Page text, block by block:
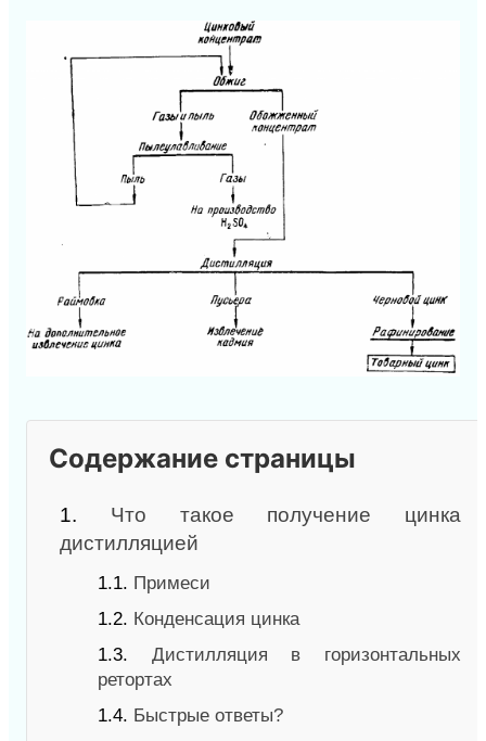
Содержание страницы
1. Что такое получение цинка
дистилляцией
1.1. Примеси
1.2. Конденсация цинка
1.3. Дистилляция в горизонтальных
ретортах
1.4. Быстрые ответы?